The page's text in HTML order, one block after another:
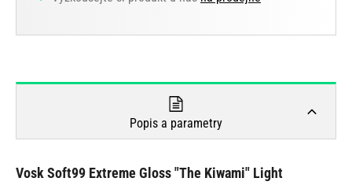
Popis a parametry
Vosk Soft99 Extreme Gloss "The Kiwami" Light